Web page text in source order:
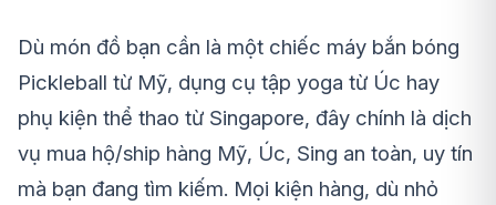
Dù món đồ bạn cần là một chiếc máy bắn bóng
Pickleball từ Mỹ, dụng cụ tập yoga từ Úc hay
phụ kiện thể thao từ Singapore, đây chính là dịch
vụ mua hộ/ship hàng Mỹ, Úc, Sing an toàn, uy tín
mà bạn đang tìm kiếm. Mọi kiện hàng, dù nhỏ